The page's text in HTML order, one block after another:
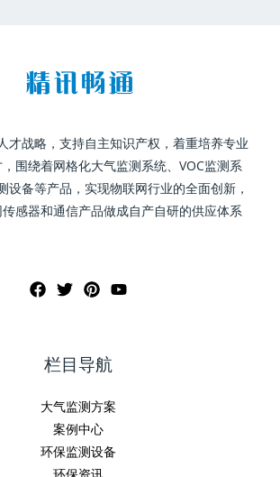
才战略，支持自主知识产权，着重培养专业
围绕着网格化大气监测系统、VOC监测系
设备等产品，实现物联网行业的全面创新，
感器和通信产品做成自产自研的供应体系
栏目导航
大气监测方案
案例中心
环保监测设备